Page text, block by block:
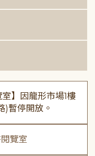
室】因龍形市場1樓
)暫停開放。
覽室